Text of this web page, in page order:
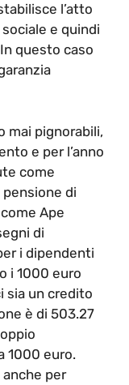
l’atto
e quindi
questo caso
mai pignorabili,
e per l’anno
come
di
Ape
di
i dipendenti
i 1000 euro
sia un credito
è di 503.27
1000 euro.
anche per